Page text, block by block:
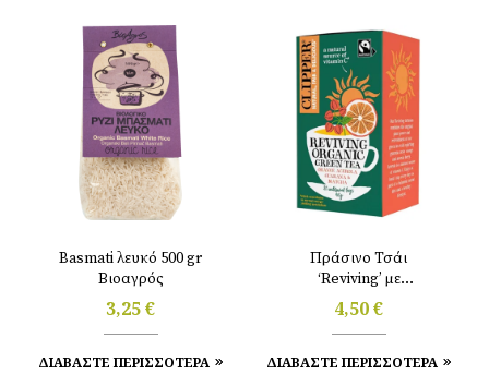
Basmati λευκό 500 gr
Βιοαγρός
3,25€
ΔΙΑΒΑΣΤΕ ΠΕΡΙΣΣΟΤΕΡΑ
Πράσινο Τσάι
‘Reviving’ με
Πορτοκάλι, Ασερόλα &
Matcha (20tbgs/40gr)
4,50€
ΔΙΑΒΑΣΤΕ ΠΕΡΙΣΣΟΤΕΡΑ